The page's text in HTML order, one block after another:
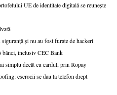
UE de identitate digitală se reunește
și nu au fost furate de hackeri
bănci, inclusiv CEC Bank
simplu decât cu cardul, prin Ropay
escrocii se dau la telefon drept